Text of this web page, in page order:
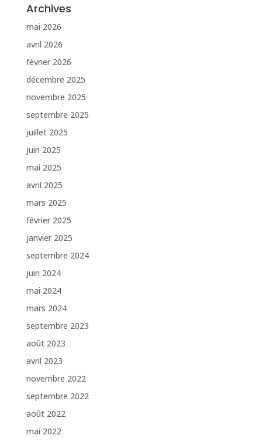
Archives
mai 2026
avril 2026
février 2026
décembre 2025
novembre 2025
septembre 2025
juillet 2025
juin 2025
mai 2025
avril 2025
mars 2025
février 2025
janvier 2025
septembre 2024
juin 2024
mai 2024
mars 2024
septembre 2023
août 2023
avril 2023
novembre 2022
septembre 2022
août 2022
mai 2022